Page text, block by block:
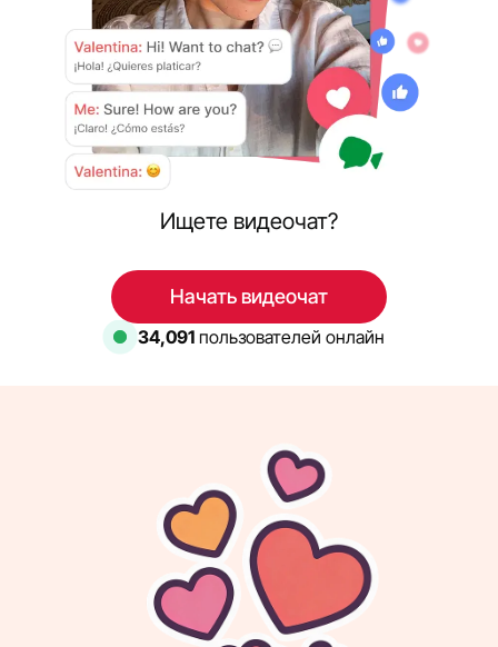
Ищете видеочат?
Начать видеочат
34,091 пользователей онлайн